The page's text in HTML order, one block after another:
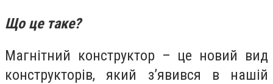
Що це таке?
Магнітний конструктор – це новий вид
конструкторів, який з’явився в нашій